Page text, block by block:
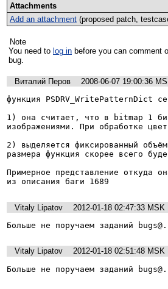
Attachments
Add an attachment(proposed patch,
Note
You need to log in
bug.
Виталий Перов
2008-06-07 19:00:36
функция PSDRV_WritePatternDict
1) она считает, что в bitmap 1
изображениями. При обработке
2) выделяется фиксированный
размера функция скорее всего
Примерное представление откуда
из описания баги 1689
Vitaly Lipatov
2012-01-18 02:47:33 MSK
Больше не поручаем заданий bugs@.
Vitaly Lipatov
2012-01-18 02:51:48 MSK
Больше не поручаем заданий bugs@.